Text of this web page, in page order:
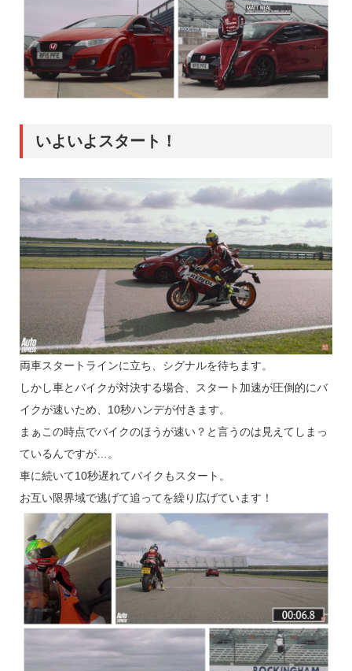
いよいよスタート！
両車スタートラインに立ち、シグナルを待ちます。
しかし車とバイクが対決する場合、スタート加速が圧倒的にバ
イクが速いため、10秒ハンデが付きます。
まぁこの時点でバイクのほうが速い？と言うのは見えてしまっ
ているんですが…。
車に続いて10秒遅れてバイクもスタート。
お互い限界域で逃げて追ってを繰り広げています！